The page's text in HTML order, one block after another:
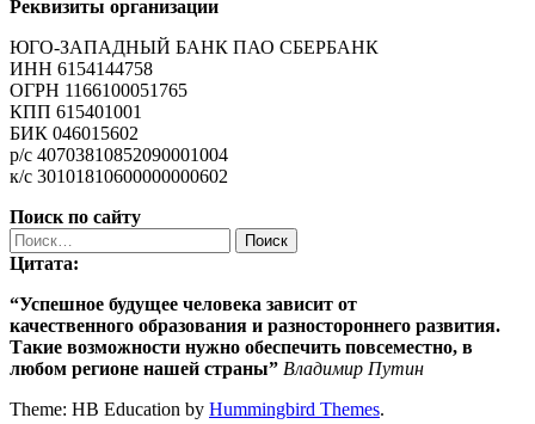
Реквизиты организации
ЮГО-ЗАПАДНЫЙ БАНК ПАО СБЕРБАНК
ИНН 6154144758
ОГРН 1166100051765
КПП 615401001
БИК 046015602
р/с 40703810852090001004
к/с 30101810600000000602
Поиск по сайту
Найти:
Цитата:
“Успешное будущее человека зависит от
качественного образования и разностороннего развития.
Такие возможности нужно обеспечить повсеместно, в
любом регионе нашей страны” Владимир Путин
Theme: HB Education by Hummingbird Themes.